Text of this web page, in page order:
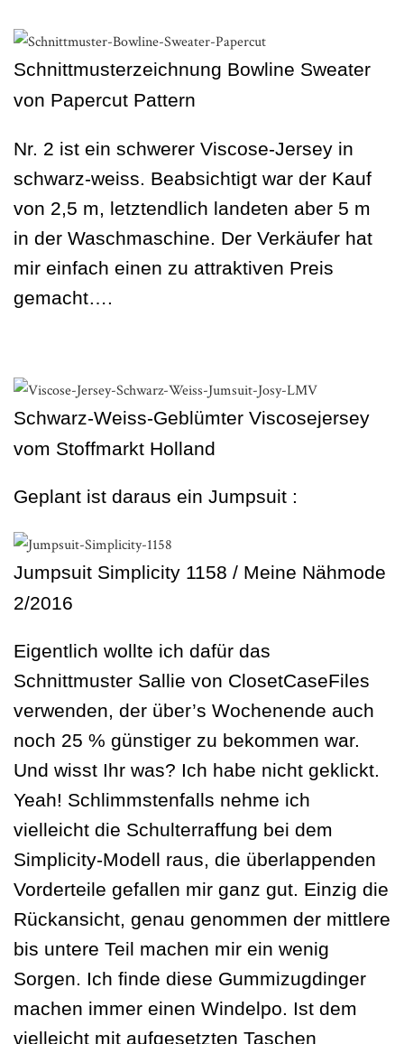
Schnittmusterzeichnung Bowline Sweater
von Papercut Pattern
Nr. 2 ist ein schwerer Viscose-Jersey in
schwarz-weiss. Beabsichtigt war der Kauf
von 2,5 m, letztendlich landeten aber 5 m
in der Waschmaschine. Der Verkäufer hat
mir einfach einen zu attraktiven Preis
gemacht….
Schwarz-Weiss-Geblümter Viscosejersey
vom Stoffmarkt Holland
Geplant ist daraus ein Jumpsuit :
Jumpsuit Simplicity 1158 / Meine Nähmode
2/2016
Eigentlich wollte ich dafür das
Schnittmuster Sallie von ClosetCaseFiles
verwenden, der über’s Wochenende auch
noch 25 % günstiger zu bekommen war.
Und wisst Ihr was? Ich habe nicht geklickt.
Yeah! Schlimmstenfalls nehme ich
vielleicht die Schulterraffung bei dem
Simplicity-Modell raus, die überlappenden
Vorderteile gefallen mir ganz gut. Einzig die
Rückansicht, genau genommen der mittlere
bis untere Teil machen mir ein wenig
Sorgen. Ich finde diese Gummizugdinger
machen immer einen Windelpo. Ist dem
vielleicht mit aufgesetzten Taschen